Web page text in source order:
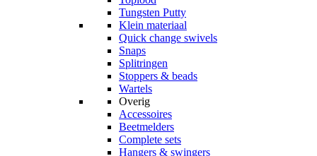
Tungsten Putty
Klein materiaal
Quick change swivels
Snaps
Splitringen
Stoppers & beads
Wartels
Overig
Accessoires
Beetmelders
Complete sets
Hangers & swingers